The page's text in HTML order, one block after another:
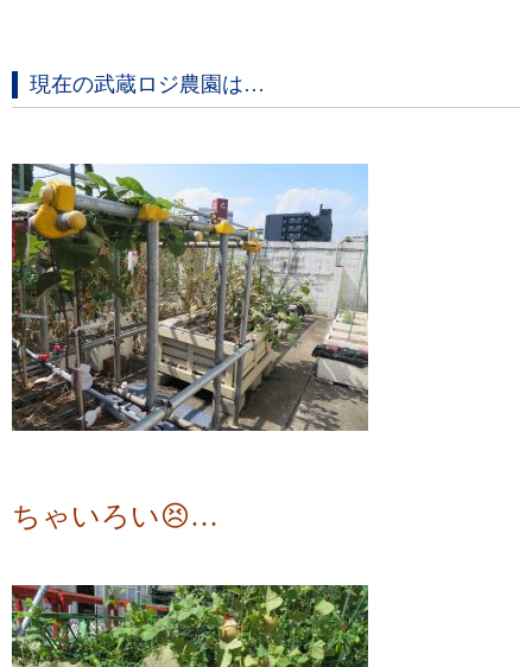
現在の武蔵ロジ農園は…
ちゃいろい😣…